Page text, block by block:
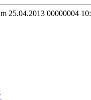
25.04.2013 00000004